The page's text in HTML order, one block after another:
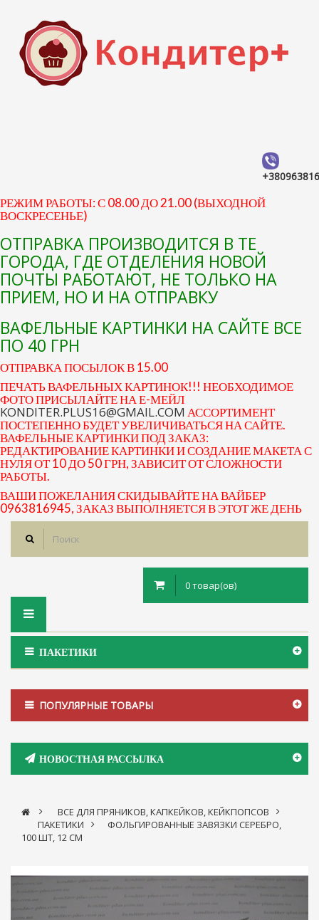
РЕЖИМ РАБОТЫ: С 08.00 ДО 21.00 (ВЫХОДНОЙ
ВОСКРЕСЕНЬЕ)
ОТПРАВКА ПРОИЗВОДИТСЯ В ТЕ
ГОРОДА, ГДЕ ОТДЕЛЕНИЯ НОВОЙ
ПОЧТЫ РАБОТАЮТ, НЕ ТОЛЬКО НА
ПРИЕМ, НО И НА ОТПРАВКУ
ВАФЕЛЬНЫЕ КАРТИНКИ НА САЙТЕ ВСЕ
ПО 40 ГРН
ОТПРАВКА ПОСЫЛОК В 15.00
ПЕЧАТЬ ВАФЕЛЬНЫХ КАРТИНОК!!! НЕОБХОДИМОЕ
ФОТО ПРИСЫЛАЙТЕ НА Е-МЕЙЛ
KONDITER.PLUS16@GMAIL.COM АССОРТИМЕНТ
ПОСТЕПЕННО БУДЕТ УВЕЛИЧИВАТЬСЯ НА САЙТЕ.
ВАФЕЛЬНЫЕ КАРТИНКИ ПОД ЗАКАЗ:
РЕДАКТИРОВАНИЕ КАРТИНКИ И СОЗДАНИЕ МАКЕТА С
НУЛЯ ОТ 10 ДО 50 ГРН, ЗАВИСИТ ОТ СЛОЖНОСТИ
РАБОТЫ.
ВАШИ ПОЖЕЛАНИЯ СКИДЫВАЙТЕ НА ВАЙБЕР
0963816945, ЗАКАЗ ВЫПОЛНЯЕТСЯ В ЭТОТ ЖЕ ДЕНЬ
0 товар(ов)
Toggle
ПАКЕТИКИ
ПОПУЛЯРНЫЕ ТОВАРЫ
НОВОСТНАЯ РАССЫЛКА
>
ВСЕ ДЛЯ ПРЯНИКОВ, КАПКЕЙКОВ, КЕЙКПОПСОВ
ПАКЕТИКИ >
ФОЛЬГИРОВАННЫЕ ЗАВЯЗКИ СЕРЕБРО,
100 ШТ, 12 СМ